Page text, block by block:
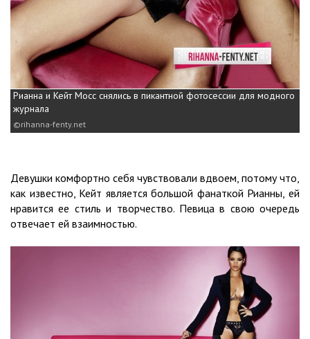
Рианна и Кейт Мосс снялись в пикантной фотосессии для модного
журнала
rihanna-fenty.net
Девушки комфортно себя чувствовали вдвоем, потому что,
как известно, Кейт является большой фанаткой Рианны, ей
нравится ее стиль и творчество. Певица в свою очередь
отвечает ей взаимностью.